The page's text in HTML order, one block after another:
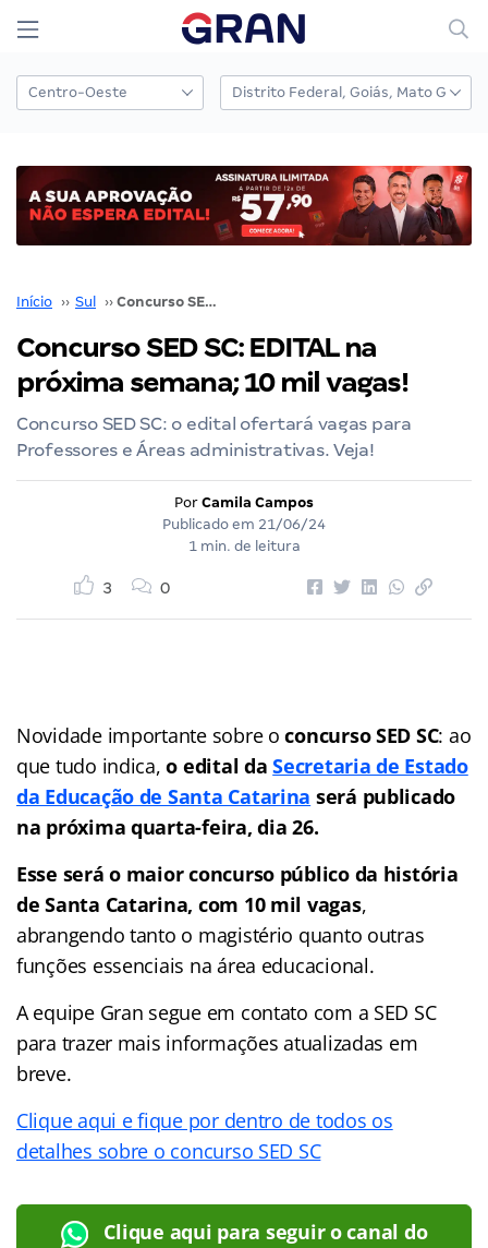
Início ›› Sul ›› Concurso SED SC: EDITAL na próxima semana; 10 mil vagas!
Concurso SED SC: EDITAL na
próxima semana; 10 mil vagas!
Concurso SED SC: o edital ofertará vagas para
Professores e Áreas administrativas. Veja!
Por Camila Campos
Publicado em 21/06/24
1 min. de leitura
3 0
Novidade importante sobre o concurso SED SC: ao
que tudo indica,o edital daSecretaria de Estado
da Educação de Santa Catarina será publicado
na próxima quarta-feira, dia 26.
Esse será o maior concurso público da história
de Santa Catarina, com 10 mil vagas,
abrangendo tanto o magistério quanto outras
funções essenciais na área educacional.
A equipe Gran segue em contato com a SED SC
para trazer mais informações atualizadas em
breve.
Clique aqui e fique por dentro de todos os
detalhes sobre o concurso SED SC
Clique aqui para seguir o canal do